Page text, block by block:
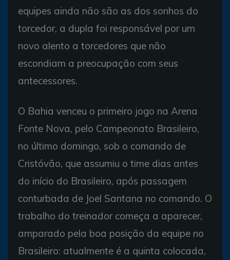
equipes ainda não são as dos sonhos do
torcedor, a dupla foi responsável por um
novo alento a torcedores que não
escondiam a preocupação com seus
antecessores.
O Bahia venceu o primeiro jogo na Arena
Fonte Nova, pelo Campeonato Brasileiro,
no último domingo, sob o comando de
Cristóvão, que assumiu o time dias antes
do início do Brasileiro, após passagem
conturbada de Joel Santana no comando. O
trabalho do treinador começa a aparecer,
amparado pela boa posição da equipe no
Brasileiro: atualmente é a quinta colocada,